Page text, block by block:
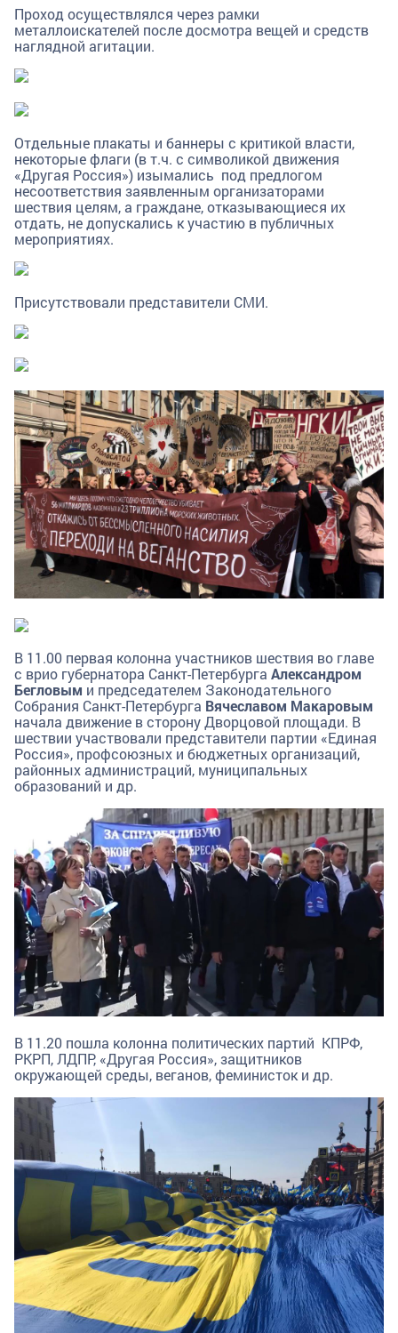
Проход осуществлялся через рамки
металлоискателей после досмотра вещей и средств
наглядной агитации.
Отдельные плакаты и баннеры с критикой власти,
некоторые флаги (в т.ч. с символикой движения
«Другая Россия») изымались под предлогом
несоответствия заявленным организаторами
шествия целям, а граждане, отказывающиеся их
отдать, не допускались к участию в публичных
мероприятиях.
Присутствовали представители СМИ.
В 11.00 первая колонна участников шествия во главе
с врио губернатора Санкт-Петербурга Александром
Бегловым и председателем Законодательного
Собрания Санкт-Петербурга Вячеславом Макаровым
начала движение в сторону Дворцовой площади. В
шествии участвовали представители партии «Единая
Россия», профсоюзных и бюджетных организаций,
районных администраций, муниципальных
образований и др.
В 11.20 пошла колонна политических партий КПРФ,
РКРП, ЛДПР, «Другая Россия», защитников
окружающей среды, веганов, феминисток и др.